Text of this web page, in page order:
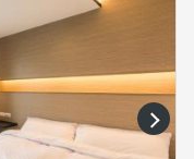
next